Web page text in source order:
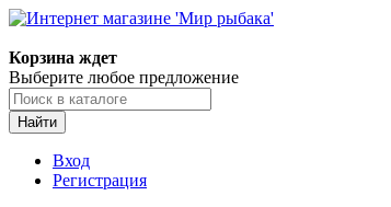
Корзина ждет
Выберите любое предложение
Найти
Вход
Регистрация